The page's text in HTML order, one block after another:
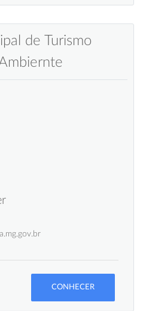
de Turismo
CONHECER